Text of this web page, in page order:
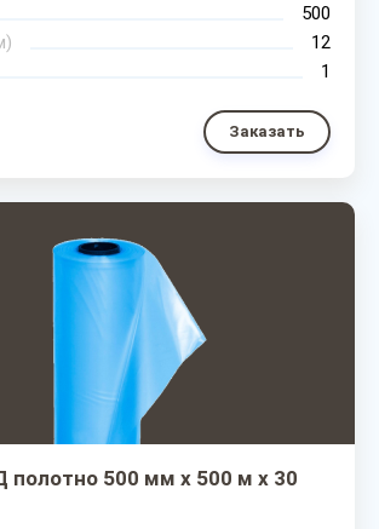
500
12
1
Заказать
полотно 500 мм х 500 м х 30